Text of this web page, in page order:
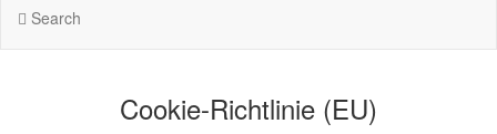
Search
Cookie-Richtlinie (EU)